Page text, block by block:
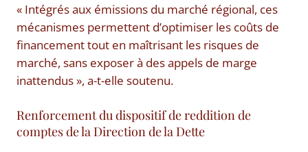
« Intégrés aux émissions du marché régional, ces
mécanismes permettent d’optimiser les coûts de
financement tout en maîtrisant les risques de
marché, sans exposer à des appels de marge
inattendus », a-t-elle soutenu.
Renforcement du dispositif de reddition de
comptes de la Direction de la Dette